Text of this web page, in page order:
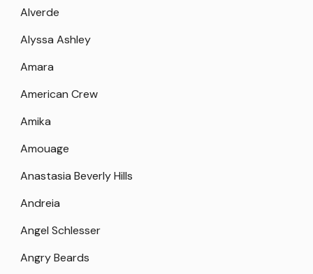
Alverde
Alyssa Ashley
Amara
American Crew
Amika
Amouage
Anastasia Beverly Hills
Andreia
Angel Schlesser
Angry Beards